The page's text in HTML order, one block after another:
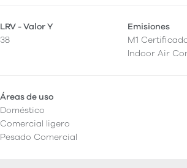
LRV - Valor Y
38
Emisiones
M1
Indoor Air
Áreas de uso
Doméstico
Comercial ligero
Pesado Comercial